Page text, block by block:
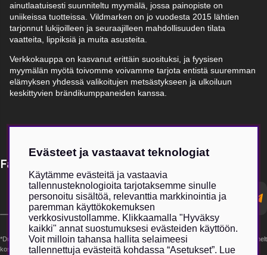
ainutlaatuisesti suunniteltu myymälä, jossa painopiste on
uniikeissa tuotteissa. Vildmarken on jo vuodesta 2015 lähtien
tarjonnut lukijoilleen ja seuraajilleen mahdollisuuden tilata
vaatteita, lippiksiä ja muita asusteita.
Verkkokauppa on kasvanut erittäin suosituksi, ja fyysisen
myymälän myötä toivomme voivamme tarjota entistä suuremman
elämyksen yhdessä valikoitujen metsästykseen ja ulkoiluun
keskittyvien brändikumppaneiden kanssa.
Få Magasin Vildmarken direkt till din e-post!*
postadress
*Du kan även få erbjudanden och nyheter från samarbetspartners. Din prenumeration är helt
kostnadsfri och kan avslutas när som helst.
Evästeet ja vastaavat teknologiat
Käytämme evästeitä ja vastaavia
tallennusteknologioita tarjotaksemme sinulle
personoitu sisältöä, relevanttia markkinointia ja
paremman käyttökokemuksen
verkkosivustollamme. Klikkaamalla "Hyväksy
kaikki" annat suostumuksesi evästeiden käyttöön.
Voit milloin tahansa hallita selaimeesi
tallennettuja evästeitä kohdassa “Asetukset”. Lue